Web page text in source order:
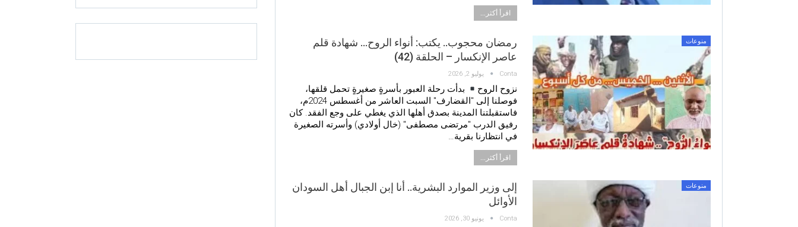
اقرأ أكثر...
منوعات
رمضان محجوب.. يكتب: ​أنواء الروح… شهادة قلم
عاصر الإنكسار – الحلقة (42)
Conta يوليو 2, 2026
نزوح الروح ​
بدأت رحلة العبور بأسرةٍ صغيرةٍ تحمل قلقها،
فوصلنا إلى "القضارف" السبت العاشر من أغسطس 2024م،
فاستقبلتنا المدينة بصدق أهلها الذي يغطي على وجع الفقد. كان
رفيق الدرب "مرتضى مصطفى" (خال أولادي) وأسرته الصغيرة
في انتظارنا بقرية…
اقرأ أكثر...
منوعات
إلى وزير الموارد البشرية.. أنا إبن الجبال أهل السودان
الأوائل
Conta يونيو 30, 2026